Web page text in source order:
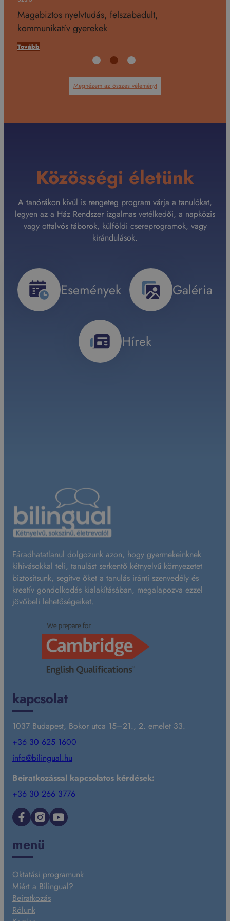
Magabiztos nyelvtudás, felszabadult,
kommunikatív gyerekek
Tovább
Megnézem az összes véleményt
Közösségi életünk
A tanórákon kívül is rengeteg program várja a tanulókat,
legyen az a Ház Rendszer izgalmas vetélkedői, a napközis
vagy ottalvós táborok, külföldi csereprogramok, vagy
kirándulások.
Események Galéria
Hírek
Fáradhatatlanul dolgozunk azon, hogy gyermekeinknek
kihívásokkal teli, tanulást serkentő kétnyelvű környezetet
biztosítsunk, segítve őket a tanulás iránti szenvedély és
kreatív gondolkodás kialakításában, megalapozva ezzel
jövőbeli lehetőségeiket.
kapcsolat
1037 Budapest, Bokor utca 15–21., 2. emelet 33.
+36 30 625 1600
info@bilingual.hu
Beiratkozással kapcsolatos kérdések:
+36 30 266 3776
Facebook Instagram YouTube
menü
Oktatási programunk
Miért a Bilingual?
Beiratkozás
Rólunk